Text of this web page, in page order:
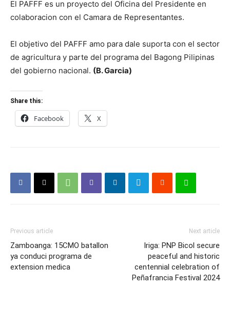
El PAFFF es un proyecto del Oficina del Presidente en
colaboracion con el Camara de Representantes.
El objetivo del PAFFF amo para dale suporta con el sector
de agricultura y parte del programa del Bagong Pilipinas
del gobierno nacional. (B. Garcia)
Share this:
Facebook X
Previous article
Zamboanga: 15CMO batallon
ya conduci programa de
extension medica
Next article
Iriga: PNP Bicol secure
peaceful and historic
centennial celebration of
Peñafrancia Festival 2024